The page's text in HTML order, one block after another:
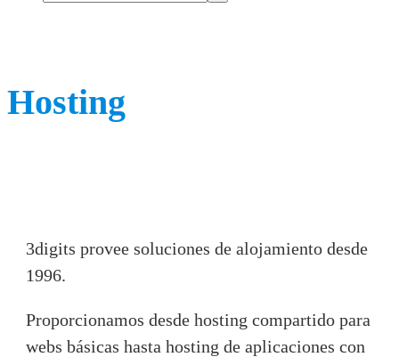
Hosting
3digits provee soluciones de alojamiento desde
1996.
Proporcionamos desde hosting compartido para
webs básicas hasta hosting de aplicaciones con